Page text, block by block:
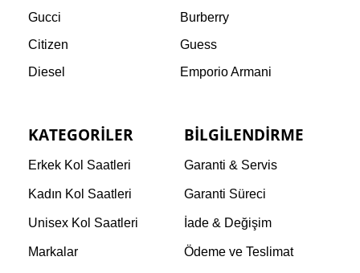
Gucci
Burberry
Citizen
Guess
Diesel
Emporio Armani
KATEGORILER
Erkek Kol Saatleri
Kadın Kol Saatleri
Unisex Kol Saatleri
Markalar
BILGILENDIRME
Garanti & Servis
Garanti Süreci
İade & Değişim
Ödeme ve Teslimat